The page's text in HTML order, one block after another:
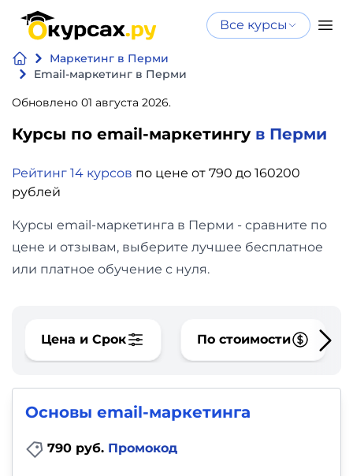
Все курсы
Маркетинг в Перми
Email-маркетинг в Перми
Обновлено 01 августа 2026.
Курсы по email-маркетингу в Перми
Рейтинг 14 курсов по цене от 790 до 160200
рублей
Курсы email-маркетинга в Перми - сравните по
цене и отзывам, выберите лучшее бесплатное
или платное обучение с нуля.
Цена и Срок По стоимости
Основы email-маркетинга
790 руб. Промокод
Нейросеть
и ИИ
Программирование
и
Дизайн
Видео,
фото,
Маркетинг
Иностранный
Нейросеть и ИИ
интеллекту
Бесплатно